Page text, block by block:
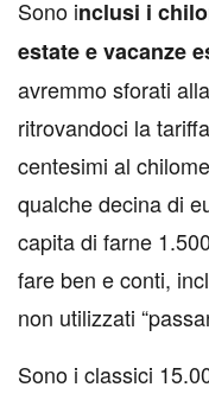
Sono inclusi i
estate e vacanze
avremmo sforati
ritrovandoci la
centesimi al
qualche decina di
capita di farne
fare ben e conti,
non utilizzati
Sono i classici